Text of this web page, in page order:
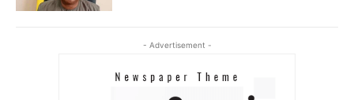
- Advertisement -